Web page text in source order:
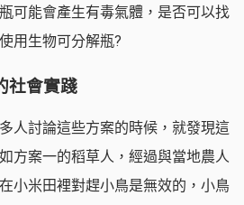
可能會產生有毒氣體，是否可以找
用生物可分解瓶?
社會實踐
人討論這些方案的時候，就發現這
方案一的稻草人，經過與當地農人
小米田裡對趕小鳥是無效的，小鳥